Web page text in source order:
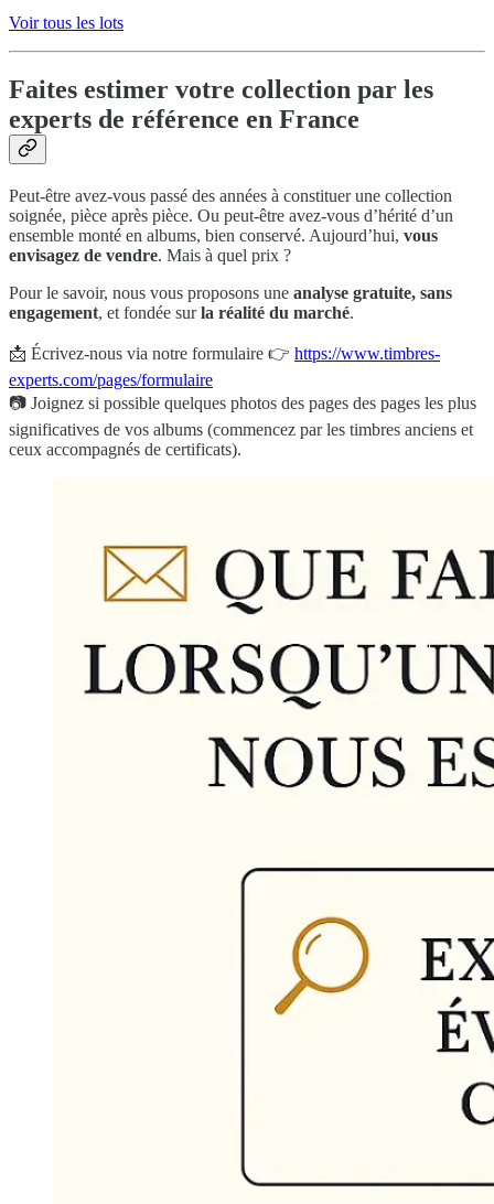
Voir tous les lots
Faites estimer votre collection par les
experts de référence en France
Peut-être avez-vous passé des années à constituer une collection
soignée, pièce après pièce. Ou peut-être avez-vous d’hérité d’un
ensemble monté en albums, bien conservé. Aujourd’hui, vous
envisagez de vendre. Mais à quel prix ?
Pour le savoir, nous vous proposons une analyse gratuite, sans
engagement, et fondée surla réalité du marché.
📩 Écrivez-nous via notre formulaire 👉 https://www.timbres-
experts.com/pages/formulaire
📷 Joignez si possible quelques photos des pages des pages les plus
significatives de vos albums (commencez par les timbres anciens et
ceux accompagnés de certificats).